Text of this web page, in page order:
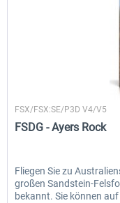
FSX/FSX:SE/P3D V4/V5
FSDG - Ayers Rock
Fliegen Sie zu
großen Sandstein-
bekannt. Sie können